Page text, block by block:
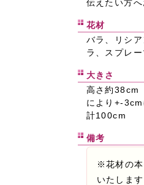
伝えたい方
花材
バラ、リシ
ラ、スプレ
大きさ
高さ約38cm
により+-
計100cm
備考
※花材の本
いたしま